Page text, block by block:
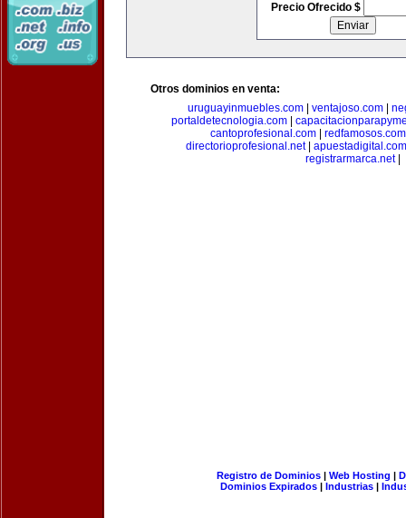
Precio Ofrecido $
Otros dominios en venta:
uruguayinmuebles.com| ventajoso.com|
portaldetecnologia.com|
cantoprofesional.com
redfamosos.com
directorioprofesional.net| apuestadigital.com
registrarmarca.net|
Registro de Dominios| Web Hosting |
Dominios Expirados | Industrias |